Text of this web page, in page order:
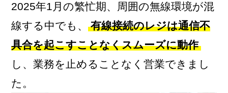
2025年1月の繁忙期、周囲の無線環境が混
線する中でも、有線接続のレジは通信不
具合を起こすことなくスムーズに動作
し、業務を止めることなく営業できまし
た。